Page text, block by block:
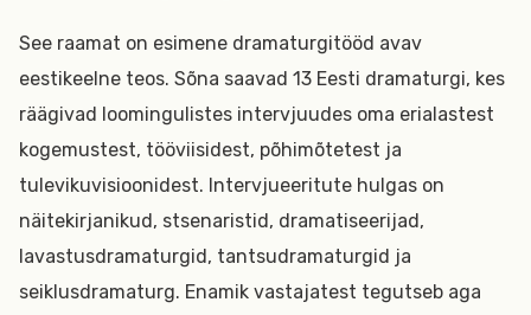
See raamat on esimene dramaturgitööd avav
eestikeelne teos. Sõna saavad 13 Eesti dramaturgi, kes
räägivad loomingulistes intervjuudes oma erialastest
kogemustest, tööviisidest, põhimõtetest ja
tulevikuvisioonidest. Intervjueeritute hulgas on
näitekirjanikud, stsenaristid, dramatiseerijad,
lavastusdramaturgid, tantsudramaturgid ja
seiklusdramaturg. Enamik vastajatest tegutseb aga